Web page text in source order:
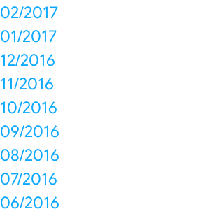
02/2017
01/2017
12/2016
11/2016
10/2016
09/2016
08/2016
07/2016
06/2016